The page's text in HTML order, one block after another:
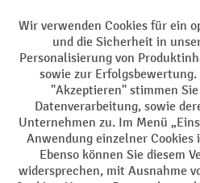
Informationen
Digitale Beratung
Kontakt